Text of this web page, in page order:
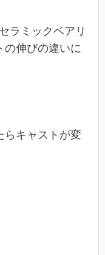
ラミックベアリ
の伸びの違いに
らキャストが変